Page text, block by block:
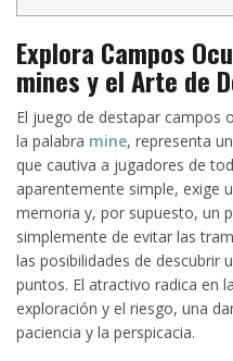
Explora Campos
mines y el Arte de
El juego de destapar campos
la palabra mine, representa
que cautiva a jugadores de
aparentemente simple, exige
memoria y, por supuesto, un
simplemente de evitar las
las posibilidades de descubrir
puntos. El atractivo radica en
exploración y el riesgo, una
paciencia y la perspicacia.